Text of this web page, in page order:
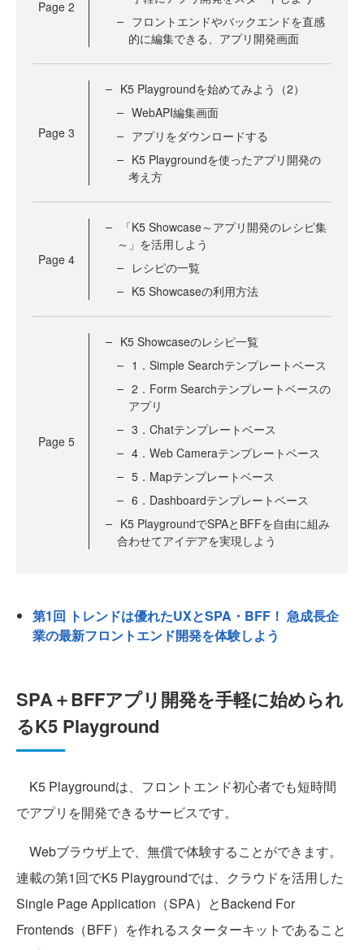
Page 2
フロントエンドやバックエンドを直感
的に編集できる、アプリ開発画面
Page 3
K5 Playgroundを始めてみよう（2）
WebAPI編集画面
アプリをダウンロードする
K5 Playgroundを使ったアプリ開発の
考え方
Page 4
「K5 Showcase～アプリ開発のレシピ集
～」を活用しよう
レシピの一覧
K5 Showcaseの利用方法
Page 5
K5 Showcaseのレシピ一覧
1．Simple Searchテンプレートベース
2．Form Searchテンプレートベースの
アプリ
3．Chatテンプレートベース
4．Web Cameraテンプレートベース
5．Mapテンプレートベース
6．Dashboardテンプレートベース
K5 PlaygroundでSPAとBFFを自由に組み
合わせてアイデアを実現しよう
第1回 トレンドは優れたUXとSPA・BFF！ 急成長企
業の最新フロントエンド開発を体験しよう
SPA＋BFFアプリ開発を手軽に始められ
るK5 Playground
K5 Playgroundは、フロントエンド初心者でも短時間
でアプリを開発できるサービスです。
Webブラウザ上で、無償で体験することができます。
連載の第1回でK5 Playgroundでは、クラウドを活用した
Single Page Application（SPA）とBackend For
Frontends（BFF）を作れるスターターキットであること